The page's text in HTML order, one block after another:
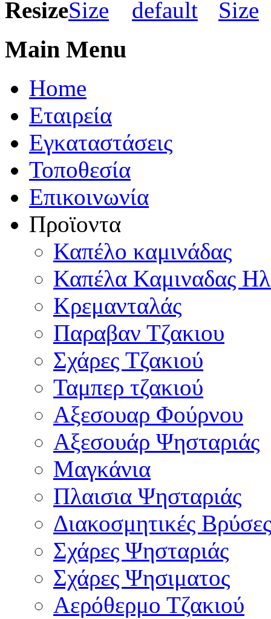
Main Menu
Home
Εταιρεία
Εγκαταστάσεις
Τοποθεσία
Eπικοινωνία
Προϊοντα
Καπέλo καμινάδας
Καπέλα Καμιναδας
Κρεμανταλάς
Παραβαν Τζακιου
Σχάρες Tζακιού
Ταμπερ τζακιού
Αξεσουαρ Φούρνου
Αξεσουάρ Ψησταριάς
Μαγκάνια
Πλαισια Ψησταριάς
Διακοσμητικές Βρύσες
Σχάρες Ψησταριάς
Σχάρες Ψησιματος
Αερόθερμο Τζακιού